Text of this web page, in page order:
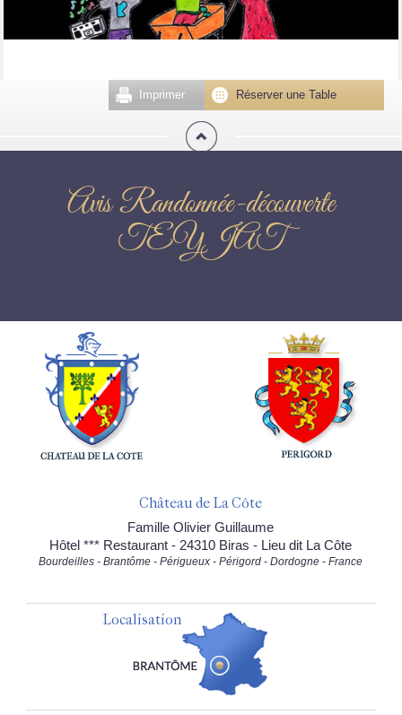
Réserver une Table
Imprimer
Avis Randonnée-découverte
TEYJAT
Château de La Côte
Famille Olivier Guillaume
Hôtel *** Restaurant - 24310 Biras - Lieu dit La Côte
Bourdeilles - Brantôme - Périgueux - Périgord - Dordogne - France
Localisation